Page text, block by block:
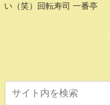
い（笑）回転寿司 一番亭